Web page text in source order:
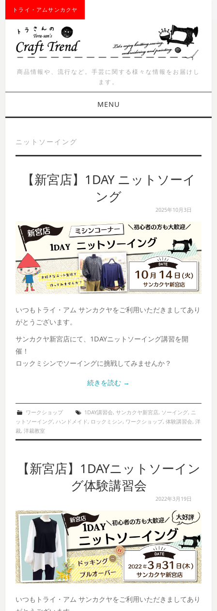
トライ・アムサンカクヤ
商品情報や、流行など。手芸に関する様々な情報をお届けし
ます。
MENU
商品紹介
イベント
ニットソーイング
【新宮店】1DAY ニットソーイ
ング
2025年10月3日
いつもトライ・アム サンカクヤをご利用いただきましてあり
がとうございます。
サンカクヤ新宮店にて、1DAYニットソーイング講習を開
催！
ロックミシンでソーイングに挑戦してみませんか？
続きを読む →
ワークショップ 1DAY講習会, サンカクヤ新宮店, ソーイング, ニ
ットソーイング,ハンドメイド, ロックミシン, ワークショップ,体験講習会,洋
裁,洋裁教室
【新宮店】1DAYニットソーイン
グ体験講習会
2022年3月19日
いつもトライ・アム サンカクヤをご利用いただきましてあり